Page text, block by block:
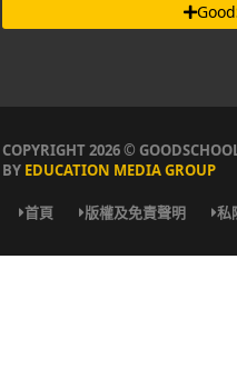
COPYRIGHT 2026 ©
BY EDUCATION MEDIA GROUP
首頁 版權及免責聲明 私